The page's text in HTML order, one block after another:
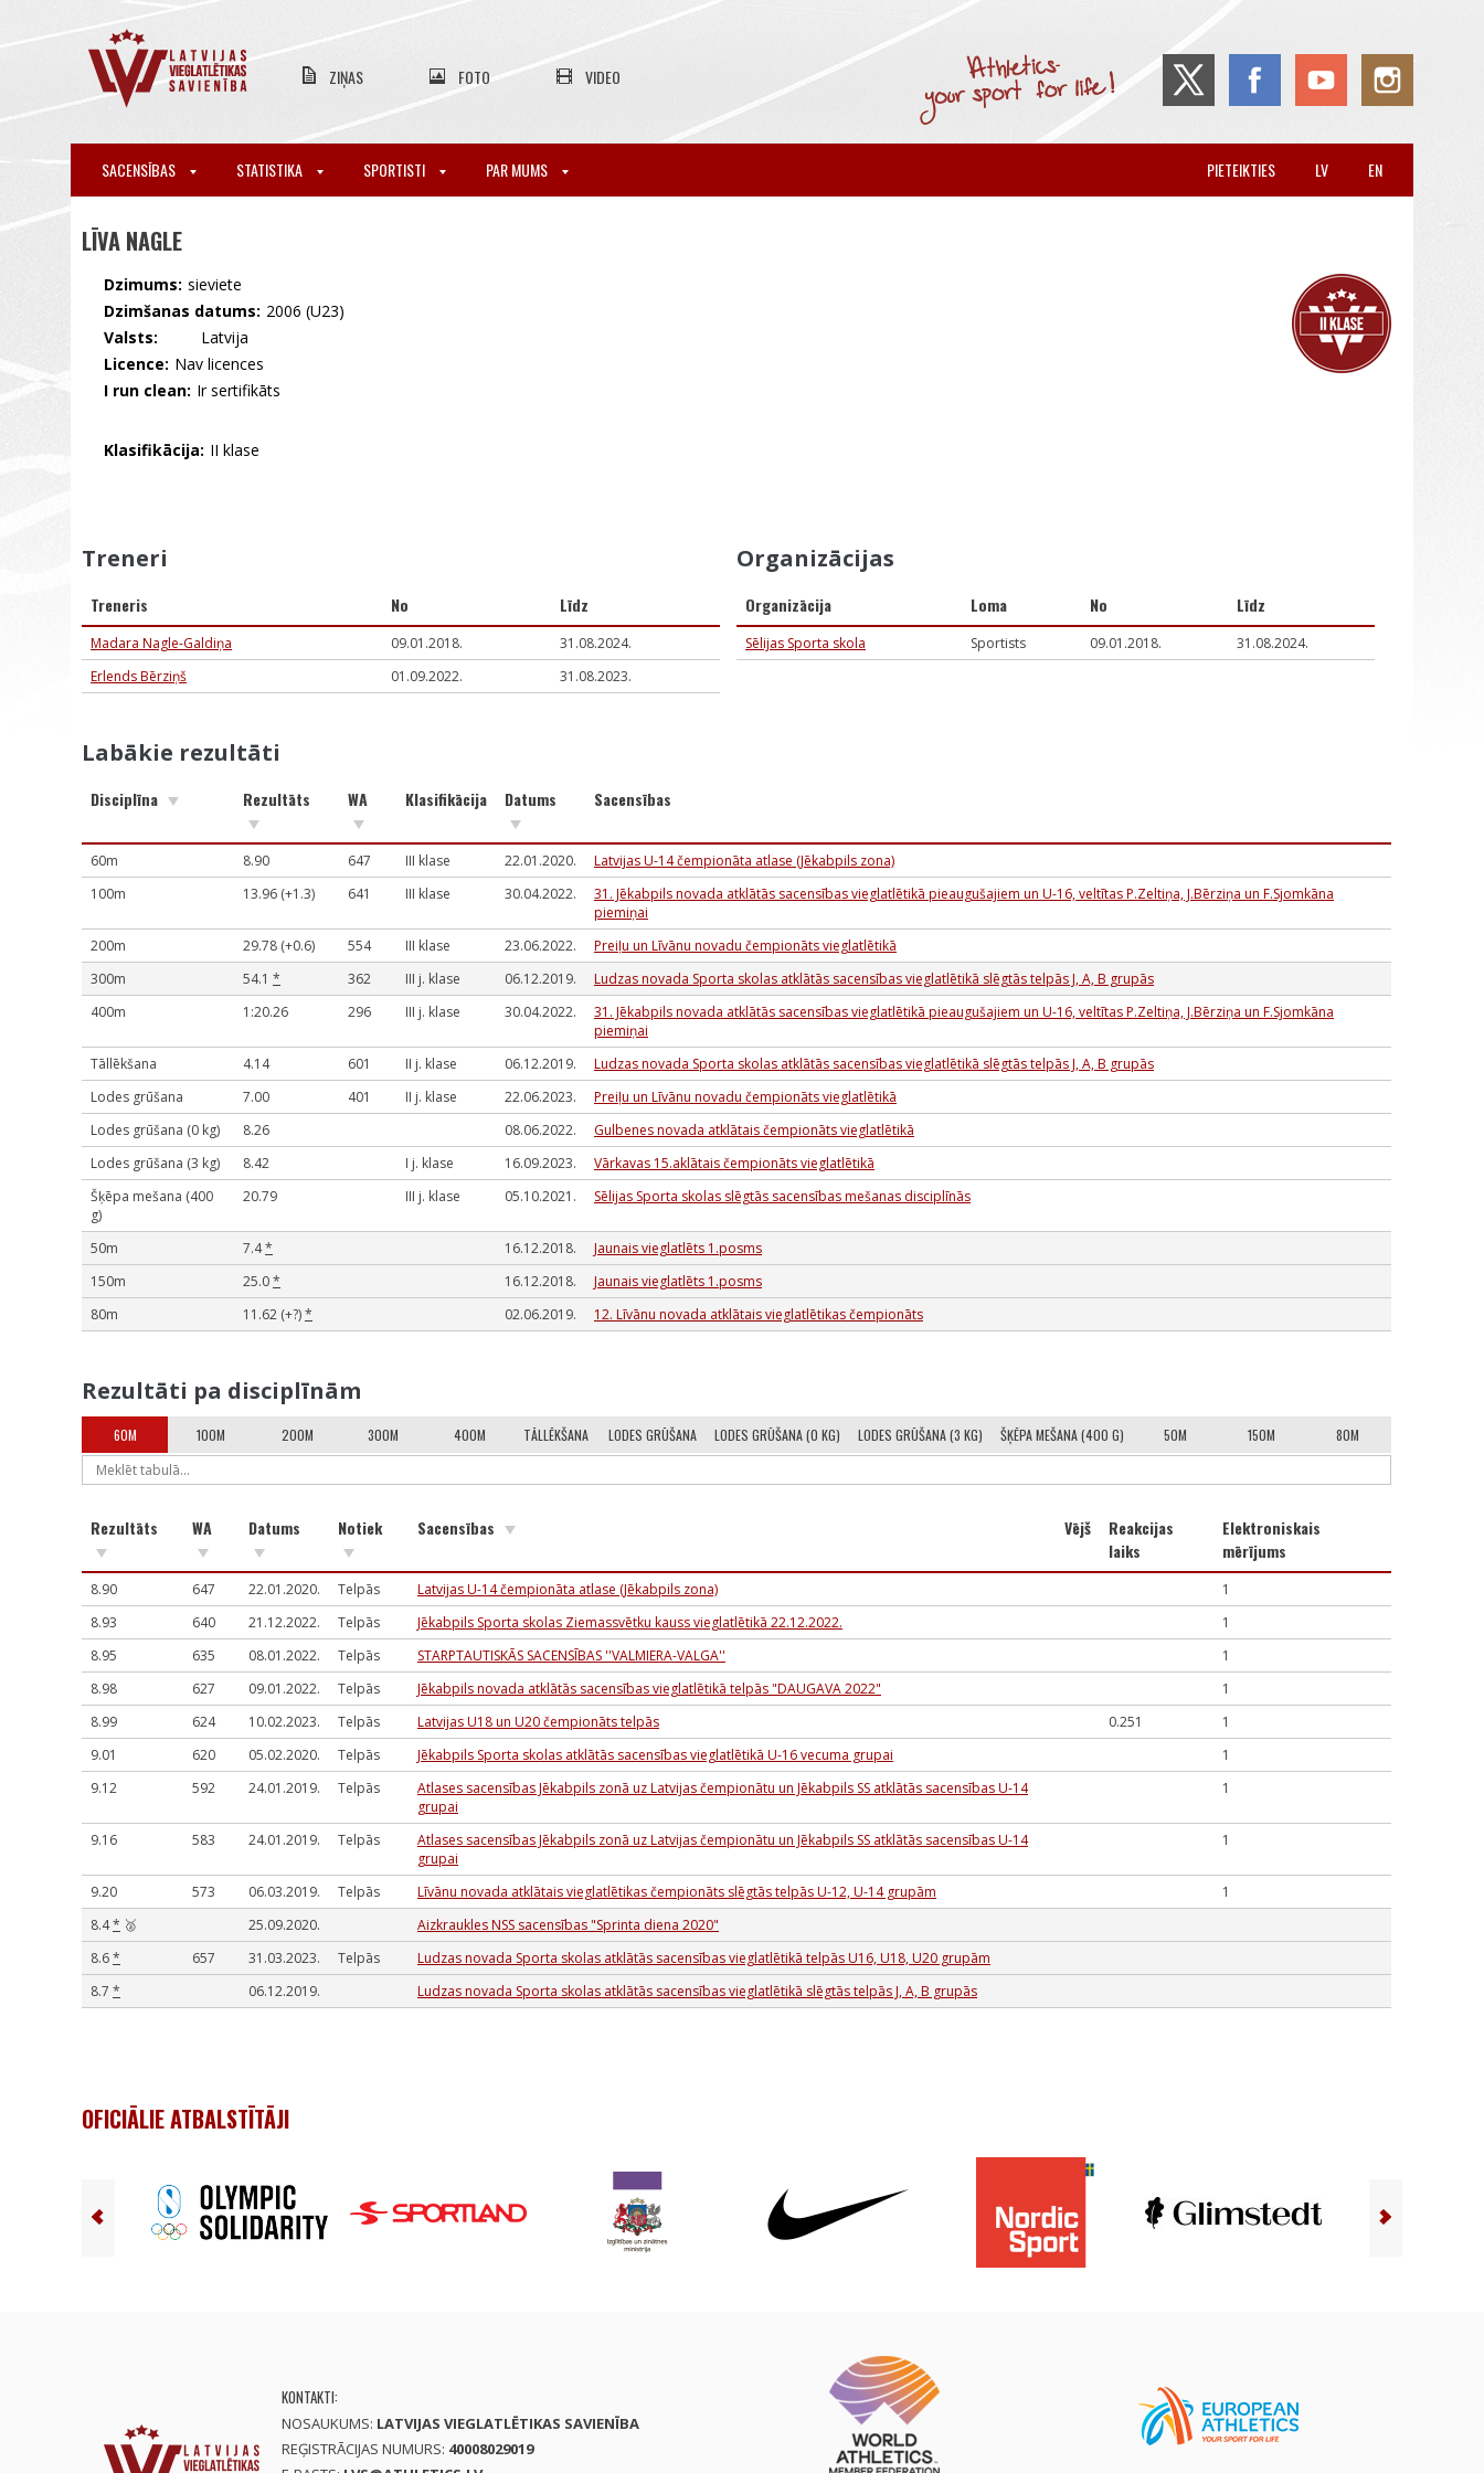
ZIŅAS FOTO VIDEO
SACENSĪBAS STATISTIKA SPORTISTI PAR MUMS EN
LV
PIETEIKTIES
LĪVA NAGLE
Dzimums: sieviete
Dzimšanas datums: 2006 (U23)
Valsts:
🇱🇻 Latvija
Licence: Nav licences
I run clean: Ir sertifikāts
Klasifikācija: II klase
Treneri
Treneris No Līdz
Madara Nagle-Galdiņa 09.01.2018.
31.08.2024.
Erlends Bērziņš
01.09.2022. 31.08.2023.
Organizācijas
Organizācija Loma No Līdz
Sēlijas Sporta skola Sportists 09.01.2018. 31.08.2024.
Labākie rezultāti
Disciplīna Rezultāts WA Klasifikācija Datums Sacensības
60m 8.90 647 III klase 22.01.2020.
Latvijas U-14 čempionāta atlase (Jēkabpils zona)
100m
13.96 (+1.3) 641 III klase 30.04.2022.
31. Jēkabpils novada atklātās sacensības vieglatlētikā pieaugušajiem un U-16, veltītas P.Zeltiņa, J.Bērziņa un F.Sjomkāna
piemiņai
200m
29.78 (+0.6) 554 III klase 23.06.2022.
Preiļu un Līvānu novadu čempionāts vieglatlētikā
300m
54.1 * 362 III j. klase 06.12.2019.
Ludzas novada Sporta skolas atklātās sacensības vieglatlētikā slēgtās telpās J, A, B grupās
400m
1:20.26 296 III j. klase 30.04.2022.
31. Jēkabpils novada atklātās sacensības vieglatlētikā pieaugušajiem un U-16, veltītas P.Zeltiņa, J.Bērziņa un F.Sjomkāna
piemiņai
Tāllēkšana
4.14 601 II j. klase 06.12.2019.
Ludzas novada Sporta skolas atklātās sacensības vieglatlētikā slēgtās telpās J, A, B grupās
Lodes grūšana
7.00 401 II j. klase 22.06.2023.
Preiļu un Līvānu novadu čempionāts vieglatlētikā
Lodes grūšana (0 kg)
8.26 08.06.2022.
Gulbenes novada atklātais čempionāts vieglatlētikā
Lodes grūšana (3 kg)
8.42 I j. klase 16.09.2023.
Vārkavas 15.aklātais čempionāts vieglatlētikā
Šķēpa mešana (400
g)
20.79 III j. klase 05.10.2021. Sēlijas Sporta skolas slēgtās sacensības mešanas disciplīnās
50m 7.4* 16.12.2018.
Jaunais vieglatlēts 1.posms
150m
25.0* 16.12.2018.
Jaunais vieglatlēts 1.posms
80m
11.62 (+?)* 02.06.2019. 12. Līvānu novada atklātais vieglatlētikas čempionāts
Rezultāti pa disciplīnām
60M 100M 200M 300M 400M TĀLLĒKŠANA LODES GRŪŠANA LODES GRŪŠANA (0 KG) LODES GRŪŠANA (3 KG) ŠĶĒPA MEŠANA (400 G) 50M 150M 80M
Rezultāts WA Datums Notiek Sacensības Vējš
Reakcijas
laiks
Elektroniskais
mērījums
8.90 647 22.01.2020. Telpās Latvijas U-14 čempionāta atlase (Jēkabpils zona)
1
8.93
640 21.12.2022. Telpās Jēkabpils Sporta skolas Ziemassvētku kauss vieglatlētikā 22.12.2022.
1
8.95
635 08.01.2022. Telpās STARPTAUTISKĀS SACENSĪBAS ''VALMIERA-VALGA''
1
8.98
627 09.01.2022. Telpās Jēkabpils novada atklātās sacensības vieglatlētikā telpās "DAUGAVA 2022"
1
8.99
624 10.02.2023. Telpās Latvijas U18 un U20 čempionāts telpās 0.251
1
9.01
620 05.02.2020. Telpās Jēkabpils Sporta skolas atklātās sacensības vieglatlētikā U-16 vecuma grupai
1
9.12
592 24.01.2019. Telpās
Atlases sacensības Jēkabpils zonā uz Latvijas čempionātu un Jēkabpils SS atklātās sacensības U-14
grupai
1
9.16 583 24.01.2019. Telpās
Atlases sacensības Jēkabpils zonā uz Latvijas čempionātu un Jēkabpils SS atklātās sacensības U-14
grupai
1
9.20 573 06.03.2019. Telpās Līvānu novada atklātais vieglatlētikas čempionāts slēgtās telpās U-12, U-14 grupām
1
8.4* 🥈 25.09.2020.
Aizkraukles NSS sacensības "Sprinta diena 2020"
8.6* 657 31.03.2023. Telpās
Ludzas novada Sporta skolas atklātās sacensības vieglatlētikā telpās U16, U18, U20 grupām
8.7 * 06.12.2019. Ludzas novada Sporta skolas atklātās sacensības vieglatlētikā slēgtās telpās J, A, B grupās
OFICIĀLIE ATBALSTĪTĀJI
KONTAKTI:
NOSAUKUMS: LATVIJAS VIEGLATLĒTIKAS SAVIENĪBA
REĢISTRĀCIJAS NUMURS: 40008029019